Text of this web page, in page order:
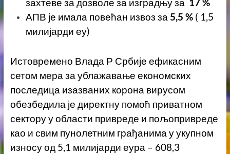
захтеве за дозволе за изградњу за 17 %
АПВ је имала повећан извоз за 5,5 %( 1,5
милијарди еу)
Истовремено Влада Р Србије ефикасним
сетом мера за ублажавање економских
последица изазваних корона вирусом
обезбедила је директну помоћ приватном
сектору у области привреде и пољопривреде
као и свим пунолетним грађанима у укупном
износу од 5,1 милијарди еура – 608,3